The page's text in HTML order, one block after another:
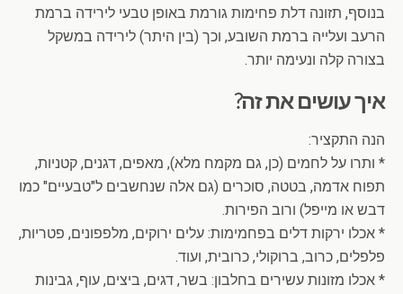
בנוסף, תזונה דלת פחימות גורמת באופן טבעי לירידה ברמת
הרעב ועלייה ברמת השובע, וכך (בין היתר) לירידה במשקל
בצורה קלה ונעימה יותר.
איך עושים את זה?
הנה התקציר:
* ותרו על לחמים (כן, גם מקמח מלא), מאפים, דגנים, קטניות,
תפוח אדמה, בטטה, סוכרים (גם אלה שנחשבים ל"טבעיים" כמו
דבש או מייפל) ורוב הפירות.
* אכלו ירקות דלים בפחמימות: עלים ירוקים, מלפפונים, פטריות,
פלפלים, כרוב, ברוקולי, כרובית, ועוד.
* אכלו מזונות עשירים בחלבון: בשר, דגים, ביצים, עוף, גבינות